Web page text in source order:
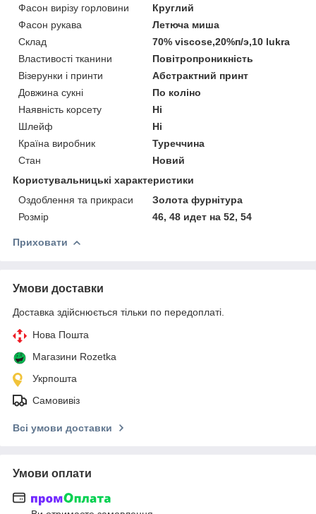
Фасон вирізу горловини
Круглий
Фасон рукава
Летюча миша
Склад
70% viscose,20%п/э,10 lukra
Властивості тканини
Повітропроникність
Візерунки і принти
Абстрактний принт
Довжина сукні
По коліно
Наявність корсету
Ні
Шлейф
Ні
Країна виробник
Туреччина
Стан
Новий
Користувальницькі характеристики
Оздоблення та прикраси
Золота фурнітура
Розмір
46, 48 идет на 52, 54
Приховати
Умови доставки
Доставка здійснюється тільки по передоплаті.
Нова Пошта
Магазини Rozetka
Укрпошта
Самовивіз
Всі умови доставки
Умови оплати